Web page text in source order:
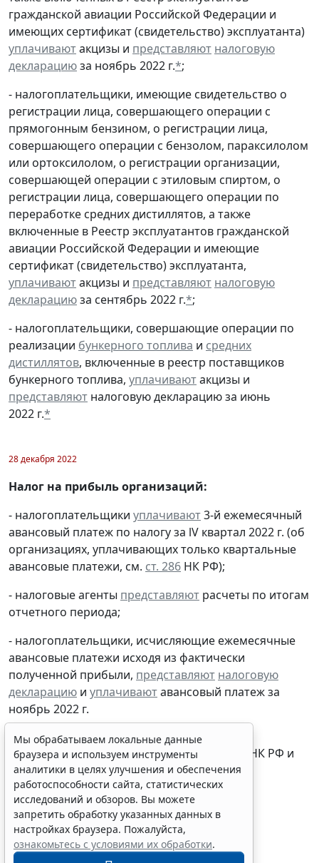
гражданской авиации Российской Федерации и
имеющих сертификат (свидетельство) эксплуатанта)
уплачиваютакцизы и представляют налоговую
декларациюза ноябрь 2022 г.*;
- налогоплательщики, имеющие свидетельство о
регистрации лица, совершающего операции с
прямогонным бензином, о регистрации лица,
совершающего операции с бензолом, параксилолом
или ортоксилолом, о регистрации организации,
совершающей операции с этиловым спиртом, о
регистрации лица, совершающего операции по
переработке средних дистиллятов, а также
включенные в Реестр эксплуатантов гражданской
авиации Российской Федерации и имеющие
сертификат (свидетельство) эксплуатанта,
уплачиваютакцизы и представляют налоговую
декларациюза сентябрь 2022 г.*;
- налогоплательщики, совершающие операции по
реализации бункерного топлива и средних
дистиллятов, включенные в реестр поставщиков
бункерного топлива, уплачиваютакцизы и
представляют налоговую декларацию за июнь
2022 г.*
28 декабря 2022
Налог на прибыль организаций:
- налогоплательщики уплачивают3-й ежемесячный
авансовый платеж по налогу за lV квартал 2022 г. (об
организациях, уплачивающих только квартальные
авансовые платежи, см. ст. 286 НК РФ);
- налоговые агенты представляют расчеты по итогам
отчетного периода;
- налогоплательщики, исчисляющие ежемесячные
авансовые платежи исходя из фактически
полученной прибыли, представляют налоговую
декларацию и уплачиваютавансовый платеж за
ноябрь 2022 г.
* Срок перенесен в соответствии со
НК РФ и
другиминормативными актами.
Мы обрабатываем локальные данные
браузера и используем инструменты
аналитики в целях улучшения и обеспечения
работоспособности сайта, статистических
исследований и обзоров. Вы можете
запретить обработку указанных данных в
настройках браузера. Пожалуйста,
ознакомьтесь с условиями их обработки.